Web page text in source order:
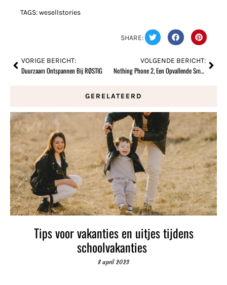
TAGS:wesellstories
SHARE:
VORIGE BERICHT:
Duurzaam Ontspannen Bij RØSTIG
VOLGENDE BERICHT:
Nothing Phone 2, Een Opvallende Smartphone
GERELATEERD
Tips voor vakanties en uitjes tijdens
schoolvakanties
8 april 2023